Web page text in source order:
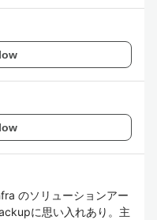
のソリューションアー
に思い入れあり。主